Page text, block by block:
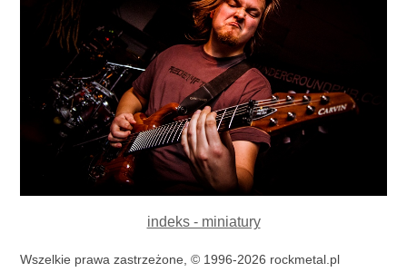
indeks - miniatury
Wszelkie prawa zastrzeżone, © 1996-2026 rockmetal.pl